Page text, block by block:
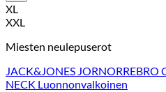
XL
XXL
Miesten neulepuserot
JACK&JONES JORNORREBRO
NECK Luonnonvalkoinen